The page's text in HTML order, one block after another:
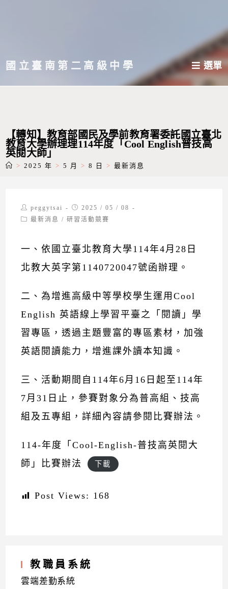
主國立臺南第二高級中學 選單
【轉知】教育部國民及學前教育署委託國立臺北
教育大學辦理理114年度「Cool English普技高
英閱大師」
> 2025 年 > 5 月 > 8 日 > 最新消息
Post
author:
peggytsai
Post
published:
2025 / 05 / 08
Post最新消息 / 研習活動競賽
一、依國立臺北教育大學114年4月28日
北教大英字第1140720047號函辦理。
二、為增進高級中等學校學生運用Cool
English 英語線上學習平臺之「閱讀」學
習專區，透過主題豐富的專區素材，加強
英語閱讀能力，增進課外讀本知識。
三、活動期間自114年6月16日起至114年
7月31日止，參賽對象分為普高組、技高
組及五專組，詳細內容請參閱比賽辦法。
114-年度「Cool-English-普技高英閱大
師」比賽辦法
下載
Post Views: 168
教職員系統
雲端差勤系統